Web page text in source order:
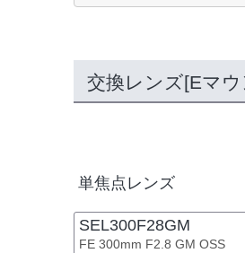
交換レンズ[Eマ
単焦点レンズ
SEL300F28GM
FE 300mm F2.8 GM OSS